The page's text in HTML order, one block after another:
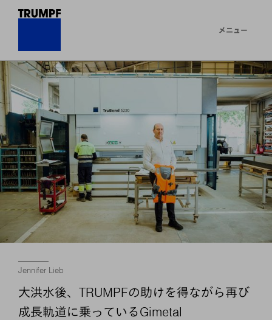
メニュー
Jennifer Lieb
大洪水後、TRUMPFの助けを得ながら再び
成長軌道に乗っているGimetal